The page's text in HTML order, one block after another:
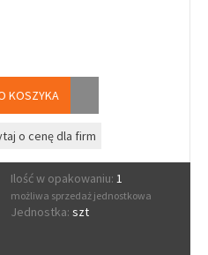
KOSZYKA
o cenę dla firm
Ilość w opakowaniu: 1
możliwa sprzedaż jednostkowa
Jednostka: szt